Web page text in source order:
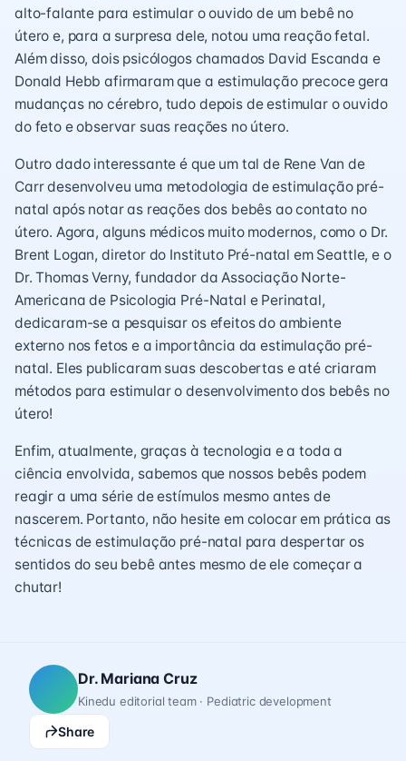
alto-falante para estimular o ouvido de um bebê no
útero e, para a surpresa dele, notou uma reação fetal.
Além disso, dois psicólogos chamados David Escanda e
Donald Hebb afirmaram que a estimulação precoce gera
mudanças no cérebro, tudo depois de estimular o ouvido
do feto e observar suas reações no útero.
Outro dado interessante é que um tal de Rene Van de
Carr desenvolveu uma metodologia de estimulação pré-
natal após notar as reações dos bebês ao contato no
útero. Agora, alguns médicos muito modernos, como o Dr.
Brent Logan, diretor do Instituto Pré-natal em Seattle, e o
Dr. Thomas Verny, fundador da Associação Norte-
Americana de Psicologia Pré-Natal e Perinatal,
dedicaram-se a pesquisar os efeitos do ambiente
externo nos fetos e a importância da estimulação pré-
natal. Eles publicaram suas descobertas e até criaram
métodos para estimular o desenvolvimento dos bebês no
útero!
Enfim, atualmente, graças à tecnologia e a toda a
ciência envolvida, sabemos que nossos bebês podem
reagir a uma série de estímulos mesmo antes de
nascerem. Portanto, não hesite em colocar em prática as
técnicas de estimulação pré-natal para despertar os
sentidos do seu bebê antes mesmo de ele começar a
chutar!
Dr. Mariana Cruz
Kinedu editorial team · Pediatric development
Share